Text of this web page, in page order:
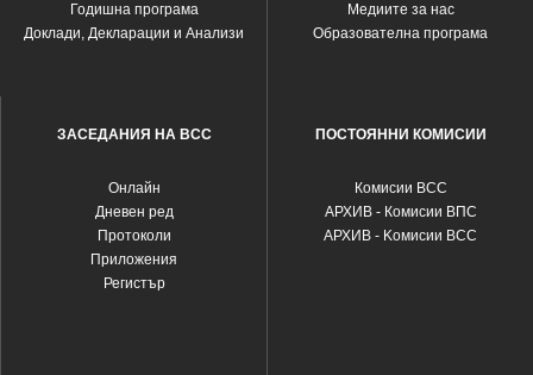
Годишна програма
Доклади, Декларации и Анализи
Медиите за нас
Образователна програма
ЗАСЕДАНИЯ НА ВСС
Oнлайн
Дневен ред
Протоколи
Приложения
Регистър
ПОСТОЯННИ КОМИСИИ
Комисии ВСС
АРХИВ - Комисии ВПС
АРХИВ - Kомисии ВСС